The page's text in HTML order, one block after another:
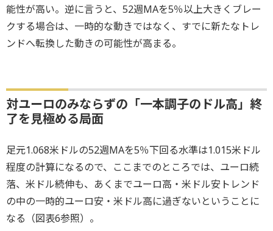
能性が高い。逆に言うと、52週MAを5％以上大きくブレー
クする場合は、一時的な動きではなく、すでに新たなトレ
ンドへ転換した動きの可能性が高まる。
対ユーロのみならずの「一本調子のドル高」終
了を見極める局面
足元1.068米ドルの52週MAを5％下回る水準は1.015米ドル
程度の計算になるので、ここまでのところでは、ユーロ続
落、米ドル続伸も、あくまでユーロ高・米ドル安トレンド
の中の一時的ユーロ安・米ドル高に過ぎないということに
なる（図表6参照）。